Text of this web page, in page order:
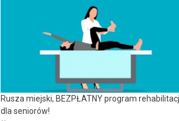
Rusza miejski, BEZPŁATNY program
dla seniorów!